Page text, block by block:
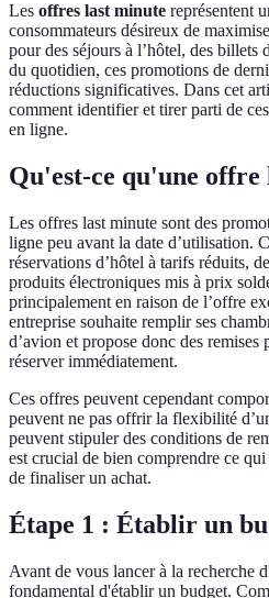
Les offres last minute représentent
consommateurs désireux de
pour des séjours à l’hôtel, des billets
du quotidien, ces promotions de
réductions significatives. Dans cet
comment identifier et tirer parti de
en ligne.
Qu'est-ce qu'une offre
Les offres last minute sont des
ligne peu avant la date d’utilisation.
réservations d’hôtel à tarifs réduits,
produits électroniques mis à prix
principalement en raison de l’offre
entreprise souhaite remplir ses
d’avion et propose donc des remises
réserver immédiatement.
Ces offres peuvent cependant
peuvent ne pas offrir la flexibilité
peuvent stipuler des conditions de
est crucial de bien comprendre ce
de finaliser un achat.
Étape 1 : Établir un
Avant de vous lancer à la recherche
fondamental d'établir un budget.